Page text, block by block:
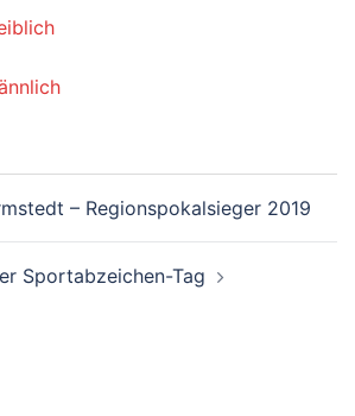
– Regionspokalsieger 2019
Sportabzeichen-Tag